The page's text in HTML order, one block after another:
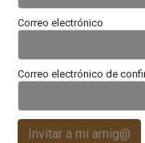
Correo electrónico
Correo electrónico de
Invitar a mi amig@